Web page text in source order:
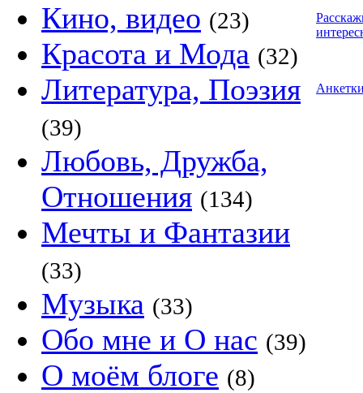
Кино, видео (23)
Красота и Мода (32)
Литература, Поэзия
(39)
Любовь, Дружба,
Отношения (134)
Мечты и Фантазии
(33)
Музыка (33)
Обо мне и О нас (39)
О моём блоге (8)